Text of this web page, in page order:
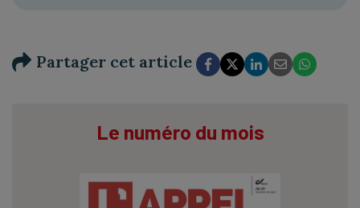
Partager cet article
Le numéro du mois